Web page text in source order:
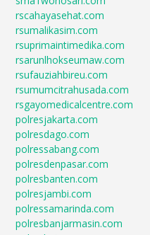
rscahayasehat.com
rsumalikasim.com
rsuprimaintimedika.com
rsarunlhokseumaw.com
rsufauziahbireu.com
rsumumcitrahusada.com
rsgayomedicalcentre.com
polresjakarta.com
polresdago.com
polressabang.com
polresdenpasar.com
polresbanten.com
polresjambi.com
polressamarinda.com
polresbanjarmasin.com